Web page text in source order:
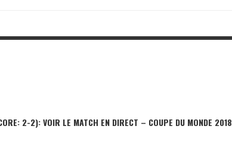
2-2): VOIR LE MATCH EN DIRECT – COUPE DU MONDE 2018